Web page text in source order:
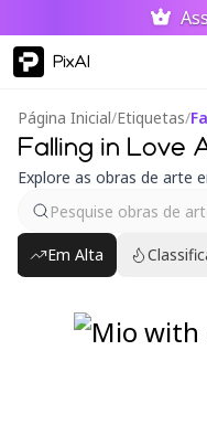
PixAI
Página Inicial/Etiquetas/
Falling in Love
Explore as obras de arte
Em Alta